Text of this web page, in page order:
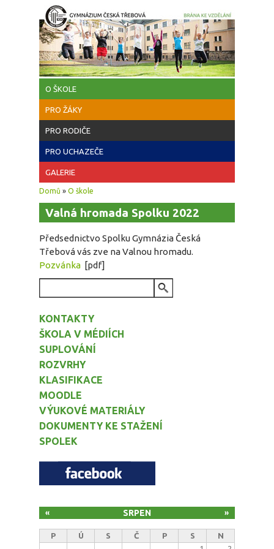
Přejít k hlavnímu obsahu
O ŠKOLE
PRO ŽÁKY
PRO RODIČE
PRO UCHAZEČE
GALERIE
Jste zde
Domů » O škole
Valná hromada Spolku 2022
Předsednictvo Spolku Gymnázia Česká
Třebová vás zve na Valnou hromadu.
Pozvánka [pdf]
KONTAKTY
ŠKOLA V MÉDIÍCH
SUPLOVÁNÍ
ROZVRHY
KLASIFIKACE
MOODLE
VÝUKOVÉ MATERIÁLY
DOKUMENTY KE STAŽENÍ
SPOLEK
SRPEN
« »
P Ú S Č P S
N